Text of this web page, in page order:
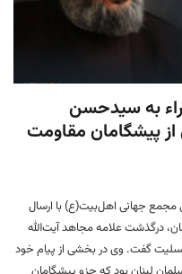
به سیدحسن
از پیشگامان مقاومت
جهانی اهل‌بیت(ع) با ارسال
درگذشت علامه مجاهد آیت‌الله
گفت. وی در بخشی از پیام خود